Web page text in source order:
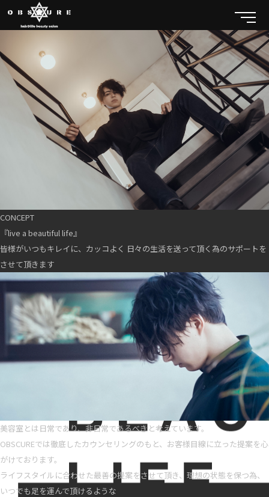
CONCEPT
『live a beautiful life』
皆様がいつもキレイに、カッコよく 日々の生活を送って頂く為のサポートを
させて頂きます
美容室とは日常であり、非日常であるべきと考えています。
OBSCUREでは徹底したカウンセリングのもと、お客様目線に立った提案を心
がけております。
ライフスタイルに合わせた最善の提案をさせて頂き、理想の状態を保つ為、
いつでも足を運んで頂けるような